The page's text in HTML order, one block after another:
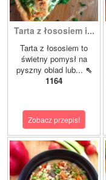
Tarta z łososiem i...
Tarta z łososiem to
świetny pomysł na
pyszny obiad lub... ⇖
1164
Zobacz przepis!